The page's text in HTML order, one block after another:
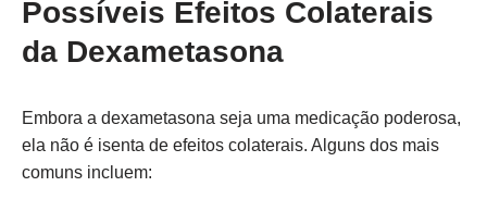
Possíveis Efeitos Colaterais
da Dexametasona
Embora a dexametasona seja uma medicação poderosa,
ela não é isenta de efeitos colaterais. Alguns dos mais
comuns incluem: